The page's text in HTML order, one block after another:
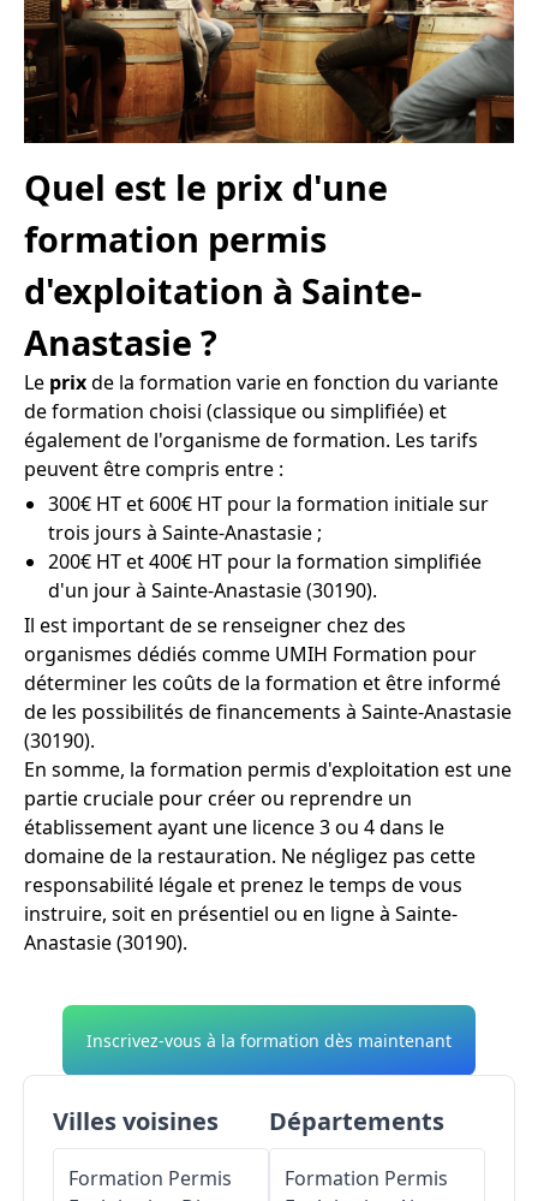
Quel est le prix d'une
formation permis
d'exploitation à Sainte-
Anastasie ?
Le prixde la formation varie en fonction du variante
de formation choisi (classique ou simplifiée) et
également de l'organisme de formation. Les tarifs
peuvent être compris entre :
300€ HT et 600€ HT pour la formation initiale sur
trois jours à Sainte-Anastasie ;
200€ HT et 400€ HT pour la formation simplifiée
d'un jour à Sainte-Anastasie (30190).
Il est important de se renseigner chez des
organismes dédiés comme UMIH Formation pour
déterminer les coûts de la formation et être informé
de les possibilités de financements à Sainte-Anastasie
(30190).
En somme, la formation permis d'exploitation est une
partie cruciale pour créer ou reprendre un
établissement ayant une licence 3 ou 4 dans le
domaine de la restauration. Ne négligez pas cette
responsabilité légale et prenez le temps de vous
instruire, soit en présentiel ou en ligne à Sainte-
Anastasie (30190).
Inscrivez-vous à la formation dès maintenant
Villes voisines
Formation Permis
Départements
Formation Permis